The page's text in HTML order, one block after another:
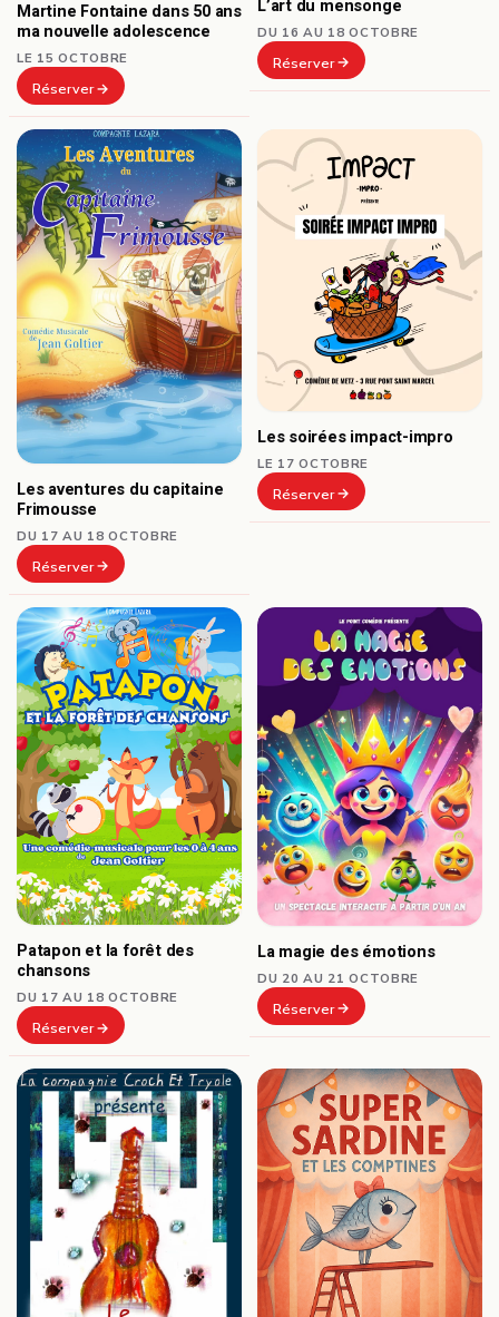
Martine Fontaine dans 50 ans
ma nouvelle adolescence
LE 15 OCTOBRE
Réserver
L’art du mensonge
DU 16 AU 18 OCTOBRE
Réserver
Les aventures du capitaine
Frimousse
DU 17 AU 18 OCTOBRE
Réserver
Les soirées impact-impro
LE 17 OCTOBRE
Réserver
Patapon et la forêt des
chansons
DU 17 AU 18 OCTOBRE
Réserver
La magie des émotions
DU 20 AU 21 OCTOBRE
Réserver